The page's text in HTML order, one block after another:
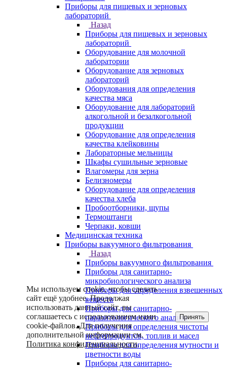
Приборы для пищевых и зерновых
лабораторий
Назад
Приборы для пищевых и зерновых
лабораторий
Оборудование для молочной
лаборатории
Оборудование для зерновых
лабораторий
Оборудования для определения
качества мяса
Оборудование для лабораторий
алкогольной и безалкогольной
продукции
Оборудование для определения
качества клейковины
Лабораторные мельницы
Шкафы сушильные зерновые
Влагомеры для зерна
Белизномеры
Оборудование для определения
качества хлеба
Пробоотборники, щупы
Термоштанги
Черпаки, ковши
Медицинская техника
Приборы вакуумного фильтрования
Назад
Приборы вакуумного фильтрования
Приборы для санитарно-
микробиологического анализа
Приборы для определения взвешенных
веществ
Приборы для санитарно-
паразитологического анализа
Приборы для определения чистоты
нефтепродуктов, топлив и масел
Приборы для определения мутности и
цветности воды
Приборы для санитарно-
Мы используем cookie, чтобы сделать
сайт ещё удобнее. Продолжая
использовать данный сайт, вы
соглашаетесь с использованием нами
cookie-файлов. Для получения
дополнительной информации см.
Политика конфиденциальности.
Принять